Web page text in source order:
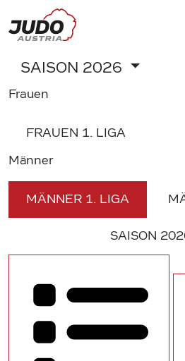
SAISON 2026
Frauen
FRAUEN 1. LIGA
Männer
MÄNNER 1. LIGA
SAISON